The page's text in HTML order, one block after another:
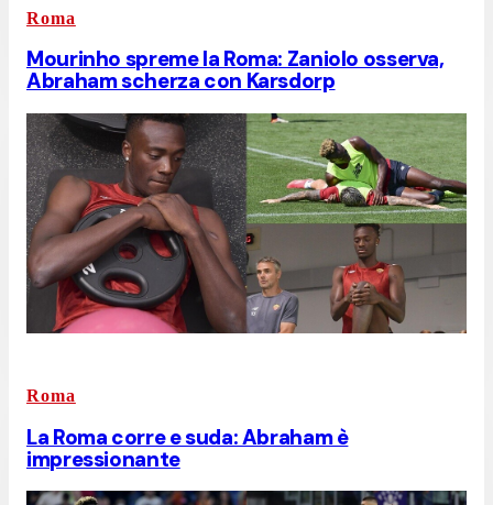
Roma
Mourinho spreme la Roma: Zaniolo osserva,
Abraham scherza con Karsdorp
Roma
La Roma corre e suda: Abraham è
impressionante